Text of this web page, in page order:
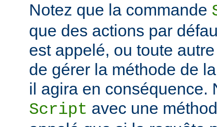
Notez que la commande
que des actions par
est appelé, ou toute
de gérer la méthode de
il agira en conséquence.
Script avec une